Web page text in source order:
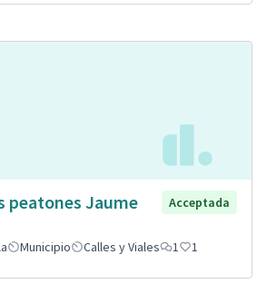
peatones Jaume
Acceptada
Municipio Calles y Viales 1 1